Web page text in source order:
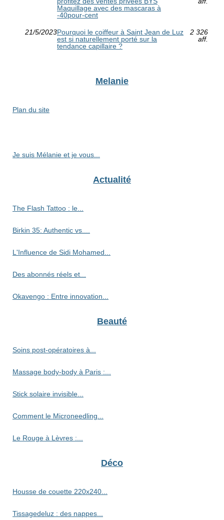
Maquillage avec des mascaras à
-40pour-cent
21/5/2023Pourquoi le coiffeur à Saint Jean de Luz
est si naturellement porté sur la
tendance capillaire ?
2 326
aff.
Melanie
Plan du site
Je suis Mélanie et je vous...
Actualité
The Flash Tattoo : le...
Birkin 35: Authentic vs....
L'Influence de Sidi Mohamed...
Des abonnés réels et...
Okavengo : Entre innovation...
Beauté
Soins post-opératoires à...
Massage body-body à Paris :...
Stick solaire invisible...
Comment le Microneedling...
Le Rouge à Lèvres :...
Déco
Housse de couette 220x240...
Tissagedeluz : des nappes...